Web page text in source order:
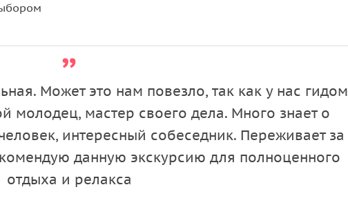
Может это нам повезло, так как у нас гидом
молодец, мастер своего дела. Много знает о
интересный собеседник. Переживает за
данную экскурсию для полноценного
отдыха и релакса